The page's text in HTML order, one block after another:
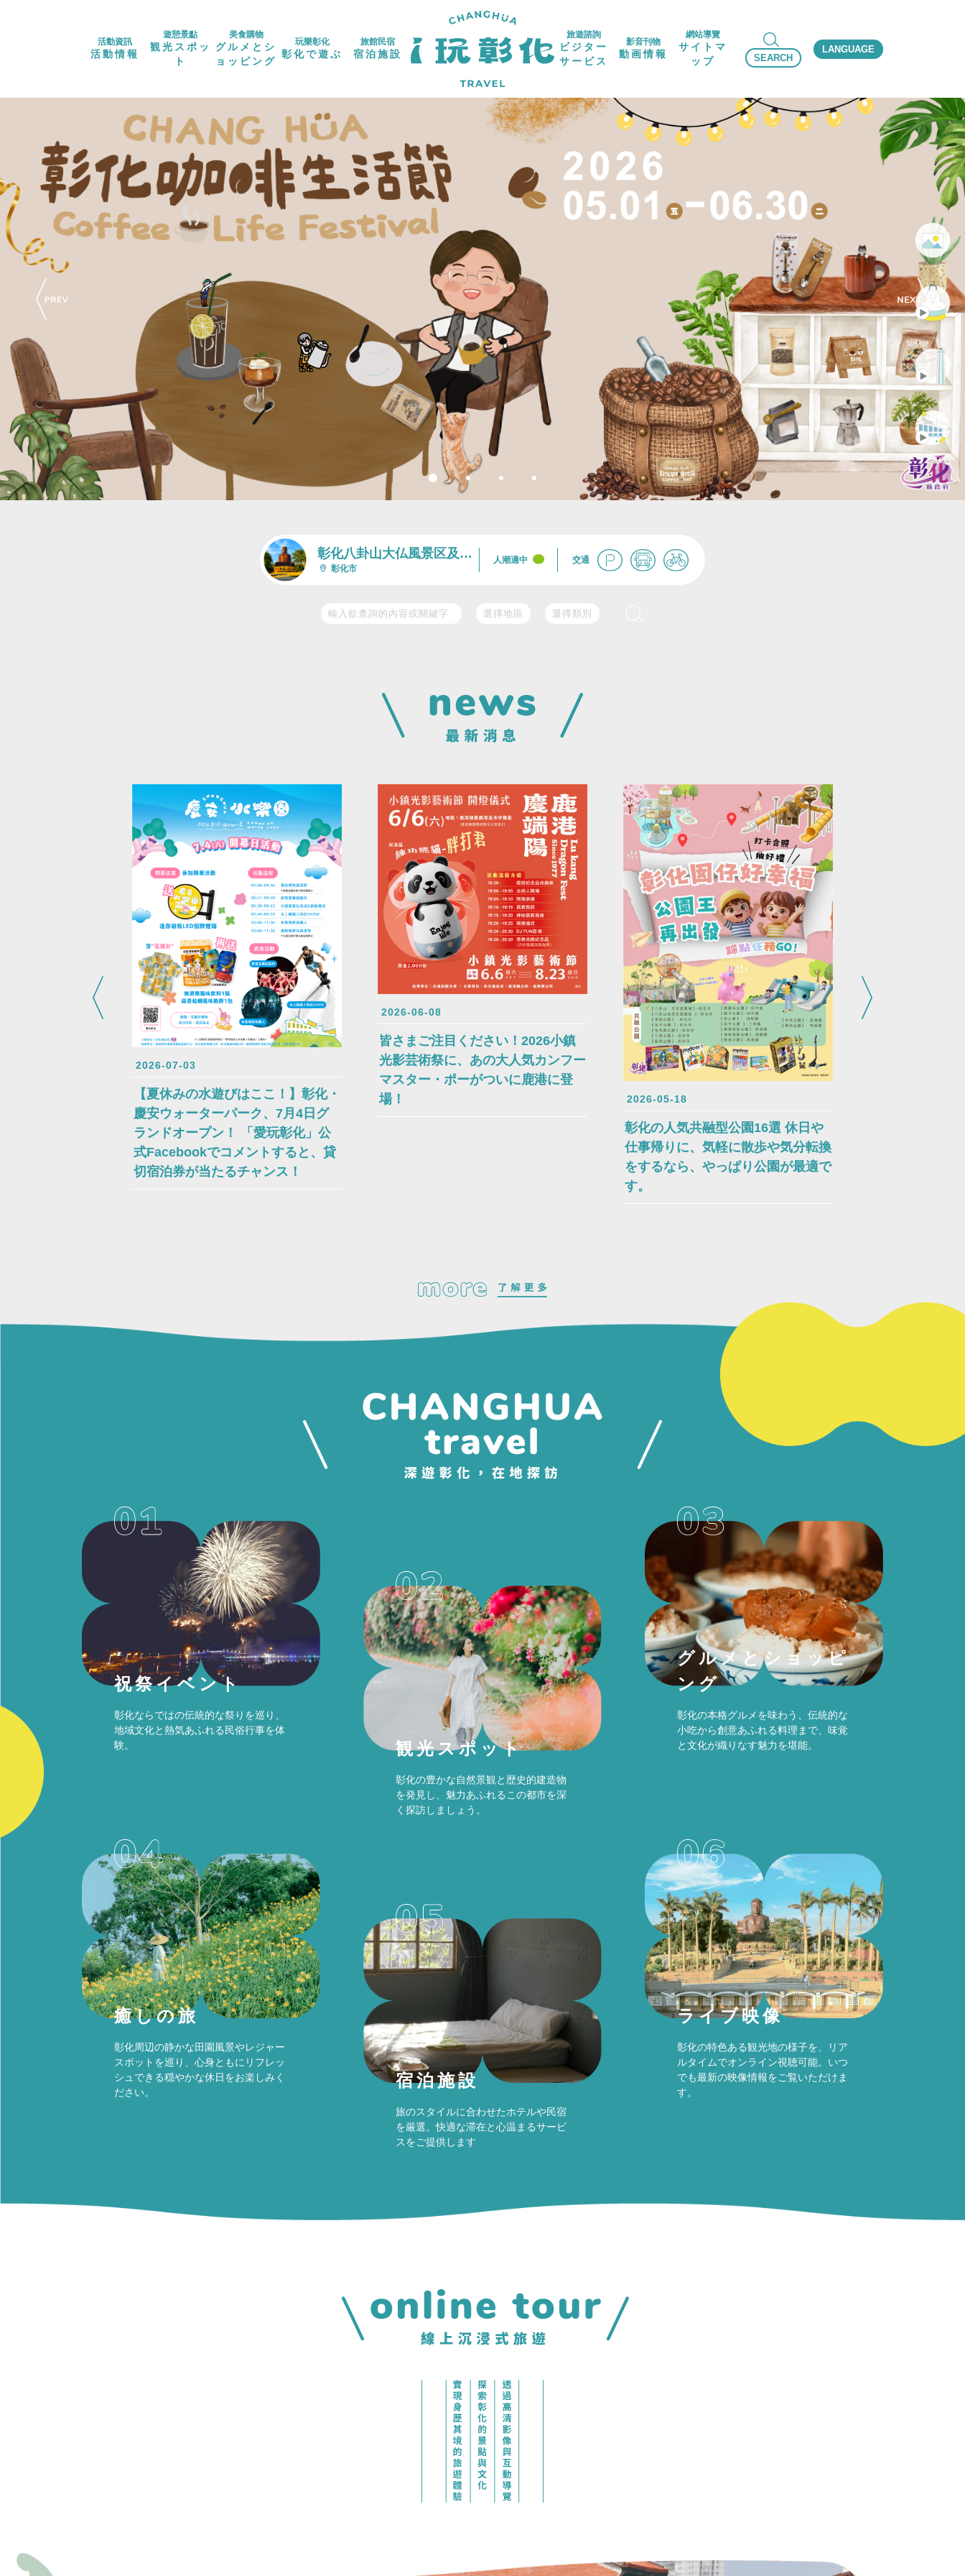
活動資訊
活動情報
遊憩景點
観光スポッ
ト
美食購物
グルメとシ
ョッピング
玩樂彰化
彰化で遊ぶ
旅館民宿
宿泊施設
旅遊諮詢
ビジター
サービス
影音刊物
動画情報
網站導覽
サイトマ
ップ
SEARCH
LANGUAGE
彰化八卦山大仏風景区及周
辺 彰化市
人潮適中 交通
2026-07-03
【夏休みの水遊びはここ！】彰化・
慶安ウォーターパーク、7月4日グ
ランドオープン！ 「愛玩彰化」公
式Facebookでコメントすると、貸
切宿泊券が当たるチャンス！
2026-06-08
皆さまご注目ください！2026小鎮
光影芸術祭に、あの大人気カンフー
マスター・ポーがついに鹿港に登
場！
2026-05-18
彰化の人気共融型公園16選 休日や
仕事帰りに、気軽に散歩や気分転換
をするなら、やっぱり公園が最適で
す。
祝祭イベント
彰化ならではの伝統的な祭りを巡り、
地域文化と熱気あふれる民俗行事を体
験。
観光スポット
彰化の豊かな自然景観と歴史的建造物
を発見し、魅力あふれるこの都市を深
く探訪しましょう。
グルメとショッピ
ング
彰化の本格グルメを味わう、伝統的な
小吃から創意あふれる料理まで、味覚
と文化が織りなす魅力を堪能。
癒しの旅
彰化周辺の静かな田園風景やレジャー
スポットを巡り、心身ともにリフレッ
シュできる穏やかな休日をお楽しみく
ださい。
宿泊施設
旅のスタイルに合わせたホテルや民宿
を厳選。快適な滞在と心温まるサービ
スをご提供します
ライブ映像
彰化の特色ある観光地の様子を、リア
ルタイムでオンライン視聴可能。いつ
でも最新の映像情報をご覧いただけま
す。